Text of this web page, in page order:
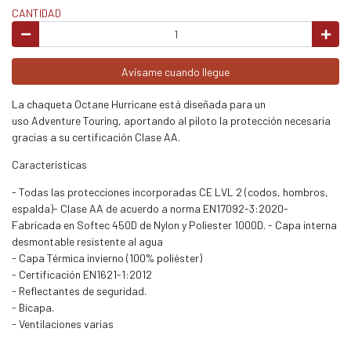
CANTIDAD
Avísame cuando llegue
La chaqueta Octane Hurricane está diseñada para un
uso Adventure Touring, aportando al piloto la protección necesaria
gracias a su certificación Clase AA.
Características
- Todas las protecciones incorporadas CE LVL 2 (codos, hombros,
espalda)- Clase AA de acuerdo a norma EN17092-3:2020-
Fabricada en Softec 450D de Nylon y Poliester 1000D. - Capa interna
desmontable resistente al agua
- Capa Térmica invierno (100% poliéster)
- Certificación EN1621-1:2012
- Reflectantes de seguridad.
- Bicapa.
- Ventilaciones varias